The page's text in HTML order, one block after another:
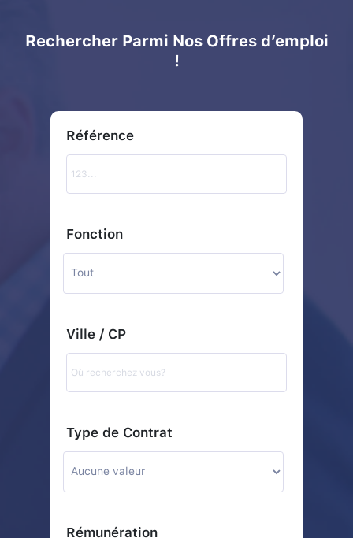
Rechercher Parmi Nos Offres d’emploi
!
Référence
Fonction
Ville / CP
Type de Contrat